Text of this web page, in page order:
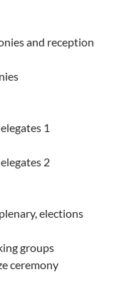
and reception
1
2
elections
groups
ceremony